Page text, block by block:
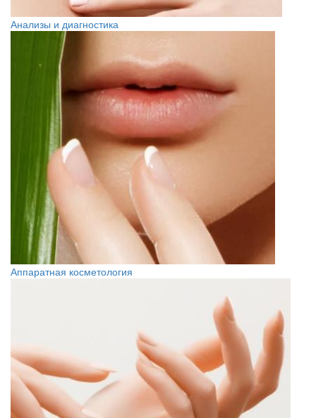
Анализы и диагностика
Аппаратная косметология